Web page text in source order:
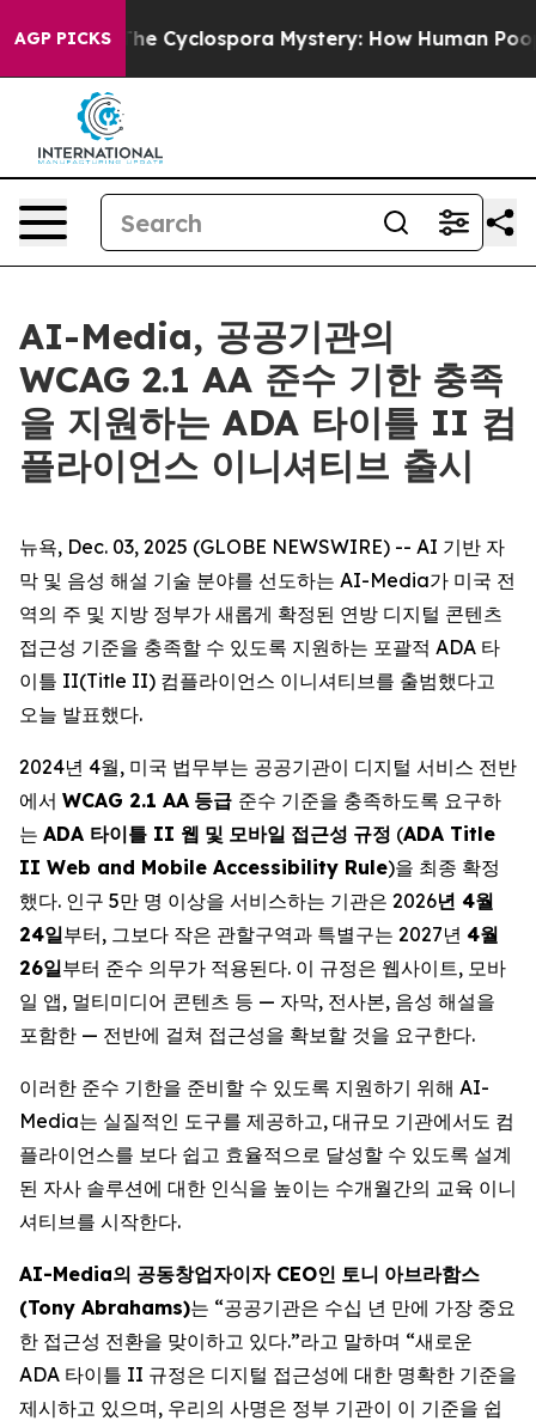
AGP PICKSThe Cyclospora Mystery: How Human Poop
AI-Media, 공공기관의
WCAG 2.1 AA 준수 기한 충족
을 지원하는 ADA 타이틀 II 컴
플라이언스 이니셔티브 출시
뉴욕, Dec. 03, 2025 (GLOBE NEWSWIRE) -- AI 기반 자
막 및 음성 해설 기술 분야를 선도하는 AI-Media가 미국 전
역의 주 및 지방 정부가 새롭게 확정된 연방 디지털 콘텐츠
접근성 기준을 충족할 수 있도록 지원하는 포괄적 ADA 타
이틀 II(Title II) 컴플라이언스 이니셔티브를 출범했다고
오늘 발표했다.
2024년 4월, 미국 법무부는 공공기관이 디지털 서비스 전반
에서 WCAG 2.1 AA 등급 준수 기준을 충족하도록 요구하
는 ADA 타이틀 II 웹 및 모바일 접근성 규정 (ADA Title
II Web and Mobile Accessibility Rule)을 최종 확정
했다. 인구 5만 명 이상을 서비스하는 기관은 2026년 4월
24일부터, 그보다 작은 관할구역과 특별구는 2027년 4월
26일부터 준수 의무가 적용된다. 이 규정은 웹사이트, 모바
일 앱, 멀티미디어 콘텐츠 등 — 자막, 전사본, 음성 해설을
포함한 — 전반에 걸쳐 접근성을 확보할 것을 요구한다.
이러한 준수 기한을 준비할 수 있도록 지원하기 위해 AI-
Media는 실질적인 도구를 제공하고, 대규모 기관에서도 컴
플라이언스를 보다 쉽고 효율적으로 달성할 수 있도록 설계
된 자사 솔루션에 대한 인식을 높이는 수개월간의 교육 이니
셔티브를 시작한다.
AI-Media의 공동창업자이자CEO인 토니 아브라함스
(Tony Abrahams)는 “공공기관은 수십 년 만에 가장 중요
한 접근성 전환을 맞이하고 있다.”라고 말하며 “새로운
ADA 타이틀 II 규정은 디지털 접근성에 대한 명확한 기준을
제시하고 있으며, 우리의 사명은 정부 기관이 이 기준을 쉽